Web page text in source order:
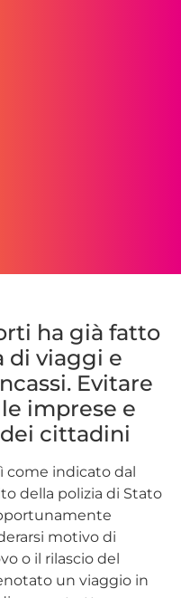
ha già fatto
di viaggi e
Evitare
imprese e
cittadini
come indicato dal
della polizia di Stato
motivo di
o il rilascio del
un viaggio in